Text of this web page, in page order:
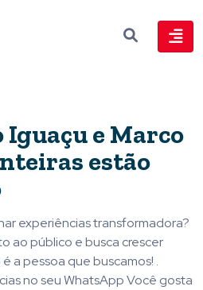
e Marco
estão
experiências transformadora?
ao público e busca crescer
a pessoa que buscamos! .
no seu WhatsApp Você gosta